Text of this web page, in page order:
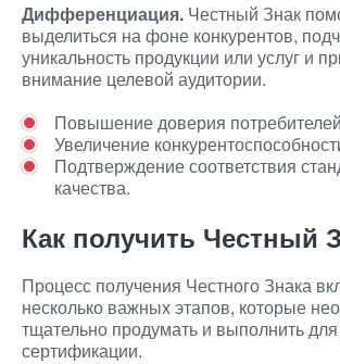
Дифференциация. Честный Знак
выделиться на фоне конкурентов,
уникальность продукции или услуг и
внимание целевой аудитории.
Повышение доверия
Увеличение
Подтверждение соответствия
качества.
Как получить Честный
Процесс получения Честного Знака
несколько важных этапов, которые
тщательно продумать и выполнить
сертификации.